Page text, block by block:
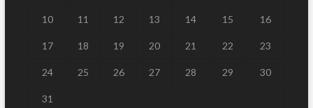
10 11 12 13 14 15 16
17 18 19 20 21 22 23
24 25 26 27 28 29 30
31